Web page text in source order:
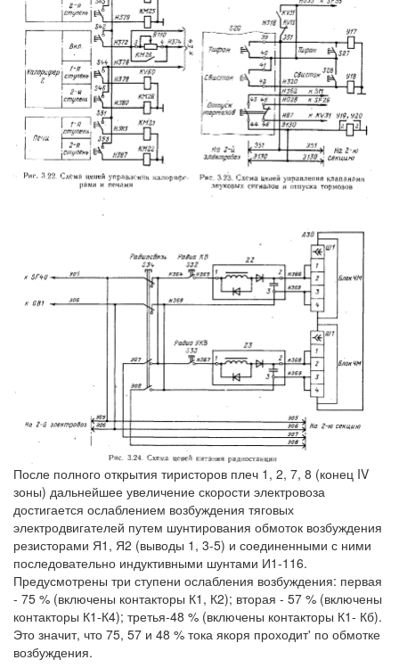
После полного открытия тиристоров плеч 1, 2, 7, 8 (конец IV
зоны) дальнейшее увеличение скорости электровоза
достигается ослаблением возбуждения тяговых
электродвигателей путем шунтирования обмоток возбуждения
резисторами Я1, Я2 (выводы 1, 3-5) и соединенными с ними
последовательно индуктивными шунтами И1-116.
Предусмотрены три ступени ослабления возбуждения: первая
- 75 % (включены контакторы К1, К2); вторая - 57 % (включены
контакторы К1-К4); третья-48 % (включены контакторы К1- Кб).
Это значит, что 75, 57 и 48 % тока якоря проходит' по обмотке
возбуждения.